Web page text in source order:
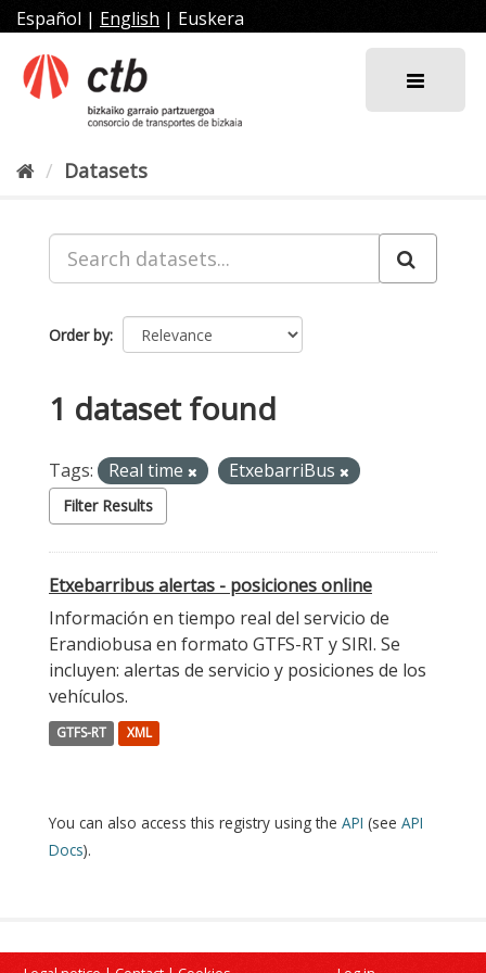
Skip
to
content
Español | English | Euskera
Datasets
Order by
1 dataset found
Tags: Real time EtxebarriBus
Filter Results
Etxebarribus alertas - posiciones online
Información en tiempo real del servicio de
Erandiobusa en formato GTFS-RT y SIRI. Se
incluyen: alertas de servicio y posiciones de los
vehículos.
GTFS-RT XML
You can also access this registry using the API (see API
Docs).